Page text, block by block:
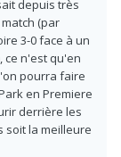
depuis très
(par
3-0 face à un
ce n'est qu'en
pourra faire
en Premiere
derrière les
soit la meilleure